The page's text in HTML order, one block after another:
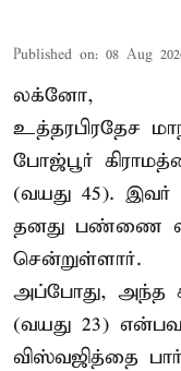
Published on: 08 Aug
லக்னோ,
உத்தரபிரதேச
போஜ்பூர்
(வயது 45). இவர்
தனது பண்ணை
சென்றுள்ளார்.
அப்போது, அந்த
(வயது 23)
விஸ்வஜித்தை